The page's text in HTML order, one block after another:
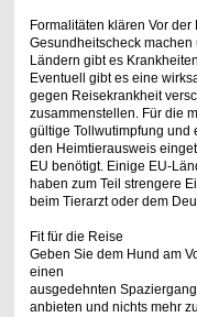
Formalitäten klären Vor
Gesundheitscheck machen
Ländern gibt es
Eventuell gibt es eine
gegen Reisekrankheit
zusammenstellen. Für die
gültige Tollwutimpfung und
den Heimtierausweis
EU benötigt. Einige EU-
haben zum Teil strengere
beim Tierarzt oder dem
Fit für die Reise
Geben Sie dem Hund am
einen
ausgedehnten
anbieten und nichts mehr